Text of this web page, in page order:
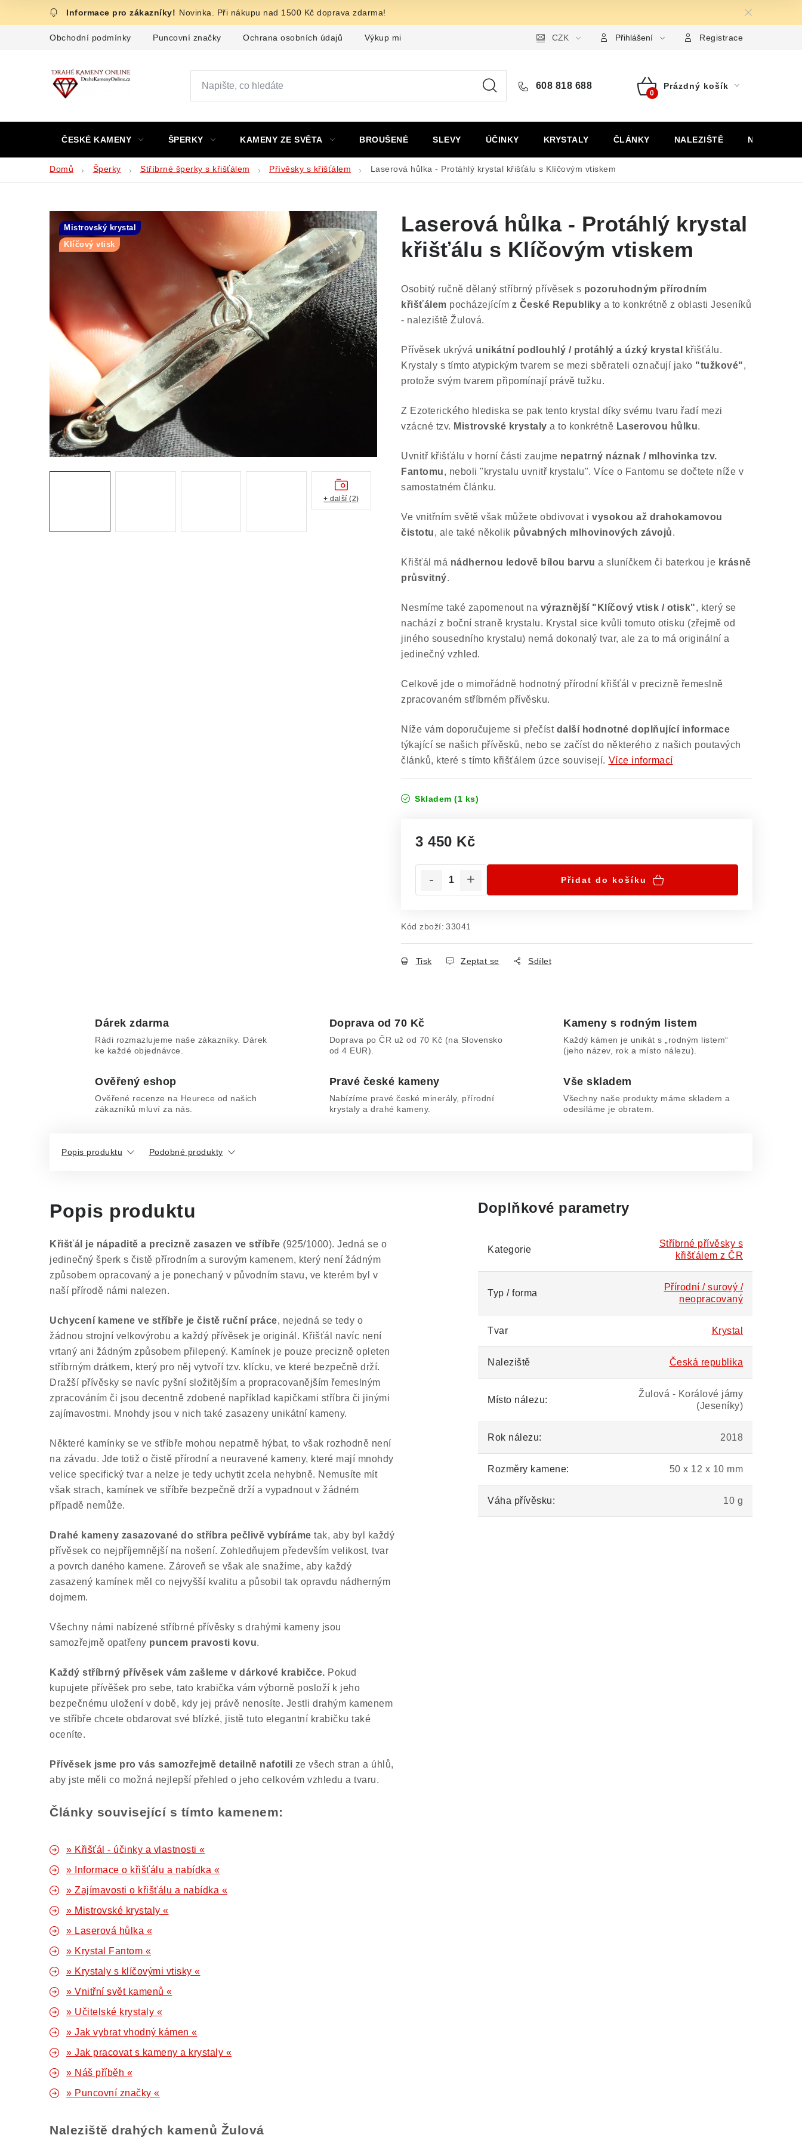
Novinka. Při nákupu nad 1500 Kč doprava zdarma!
Obchodní podmínky Puncovní značky Ochrana osobních údajů Výkup minerálů a drahých kamenů Formulář pro uplatnění reklamace Formulář pro odstoupení
CZK Přihlášení Registrace
608 818 688
Nákupní
Prázdný košík
ČESKÉ KAMENY ŠPERKY KAMENY ZE SVĚTA BROUŠENÉ SLEVY ÚČINKY KRYSTALY ČLÁNKY NALEZIŠTĚ NÁŠ PŘÍBĚH
Domů Šperky Stříbrné šperky s křišťálem Přívěsky s křišťálem Laserová hůlka - Protáhlý krystal křišťálu s Klíčovým vtiskem
Laserová hůlka - Protáhlý krystal
křišťálu s Klíčovým vtiskem
Osobitý ručně dělaný stříbrný přívěsek s pozoruhodným přírodním
křišťálem pocházejícím z České Republiky a to konkrétně z oblasti Jeseníků
- naleziště Žulová.
Přívěsek ukrývá unikátní podlouhlý / protáhlý a úzký krystal
křišťálu.
Krystaly s tímto atypickým tvarem se mezi sběrateli označují jako "tužkové",
protože svým tvarem připomínají právě tužku.
Z Ezoterického hlediska se pak tento krystal díky svému tvaru řadí mezi
vzácné tzv. Mistrovské krystaly a to konkrétně Laserovou hůlku.
Uvnitř křišťálu v horní části zaujme nepatrný náznak / mlhovinka tzv.
Fantomu, neboli "krystalu uvnitř krystalu". Více o Fantomu se dočtete níže v
samostatném článku.
Ve vnitřním světě však můžete obdivovat i vysokou až drahokamovou
čistotu, ale také několik půvabných mlhovinových závojů.
Křišťál má nádhernou ledově bílou barvu a sluníčkem či baterkou je krásně
průsvitný.
Nesmíme také zapomenout na výraznější "Klíčový vtisk / otisk", který se
nachází z boční straně krystalu. Krystal sice kvůli tomuto otisku (zřejmě od
jiného sousedního krystalu) nemá dokonalý tvar, ale za to má originální a
jedinečný vzhled.
Celkově jde o mimořádně hodnotný přírodní křišťál v precizně řemeslně
zpracovaném stříbrném přívěsku.
Níže vám doporučujeme si přečíst další hodnotné doplňující informace
týkající se našich přívěsků, nebo se začíst do některého z našich poutavých
článků, které s tímto křišťálem úzce souvisejí. Více informací
Skladem (1 ks)
3 450 Kč
Přidat do košíku
Kód zboží: 33041
Tisk Zeptat se Sdílet
Mistrovský krystal
Klíčový vtisk
+ další (2)
Dárek zdarma
Rádi rozmazlujeme naše zákazníky. Dárek
ke každé objednávce.
Doprava od 70 Kč
Doprava po ČR už od 70 Kč (na Slovensko
od 4 EUR).
Kameny s rodným listem
Každý kámen je unikát s „rodným listem“
(jeho název, rok a místo nálezu).
Ověřený eshop
Ověřené recenze na Heurece od našich
zákazníků mluví za nás.
Pravé české kameny
Nabízíme pravé české minerály, přírodní
krystaly a drahé kameny.
Vše skladem
Všechny naše produkty máme skladem a
odesíláme je obratem.
Popis produktu Podobné produkty
Popis produktu
Křišťál je nápaditě a precizně zasazen ve stříbře (925/1000). Jedná se o
jedinečný šperk s čistě přírodním a surovým kamenem, který není žádným
způsobem opracovaný a je ponechaný v původním stavu, ve kterém byl v
naší přírodě námi nalezen.
Uchycení kamene ve stříbře je čistě ruční práce, nejedná se tedy o
žádnou strojní velkovýrobu a každý přívěsek je originál. Křišťál navíc není
vrtaný ani žádným způsobem přilepený. Kamínek je pouze precizně opleten
stříbrným drátkem, který pro něj vytvoří tzv. klícku, ve které bezpečně drží.
Dražší přívěsky se navíc pyšní složitějším a propracovanějším řemeslným
zpracováním či jsou decentně zdobené například kapičkami stříbra či jinými
zajímavostmi. Mnohdy jsou v nich také zasazeny unikátní kameny.
Některé kamínky se ve stříbře mohou nepatrně hýbat, to však rozhodně není
na závadu. Jde totiž o čistě přírodní a neuravené kameny, které mají mnohdy
velice specifický tvar a nelze je tedy uchytit zcela nehybně. Nemusíte mít
však strach, kamínek ve stříbře bezpečně drží a vypadnout v žádném
případě nemůže.
Drahé kameny zasazované do stříbra pečlivě vybíráme tak, aby byl každý
přívěsek co nejpříjemnější na nošení. Zohledňujem především velikost, tvar
a povrch daného kamene. Zároveň se však ale snažíme, aby každý
zasazený kamínek měl co nejvyšší kvalitu a působil tak opravdu nádherným
dojmem.
Všechny námi nabízené stříbrné přívěsky s drahými kameny jsou
samozřejmě opatřeny puncem pravosti kovu.
Každý stříbrný přívěsek vám zašleme v dárkové krabičce. Pokud
kupujete přívěšek pro sebe, tato krabička vám výborně posloží k jeho
bezpečnému uložení v době, kdy jej právě nenosíte. Jestli drahým kamenem
ve stříbře chcete obdarovat své blízké, jistě tuto elegantní krabičku také
oceníte.
Přívěsek jsme pro vás samozřejmě detailně nafotili ze všech stran a úhlů,
aby jste měli co možná nejlepší přehled o jeho celkovém vzhledu a tvaru.
Články související s tímto kamenem:
» Křišťál - účinky a vlastnosti «
» Informace o křišťálu a nabídka «
» Zajímavosti o křišťálu a nabídka «
» Mistrovské krystaly «
» Laserová hůlka «
» Krystal Fantom «
» Krystaly s klíčovými vtisky «
» Vnitřní svět kamenů «
» Učitelské krystaly «
» Jak vybrat vhodný kámen «
» Jak pracovat s kameny a krystaly «
» Náš příběh «
» Puncovní značky «
Naleziště drahých kamenů Žulová
Doplňkové parametry
Kategorie
Stříbrné přívěsky s
křišťálem z ČR
Typ / forma
Přírodní / surový /
neopracovaný
Tvar Krystal
Naleziště Česká republika
Místo nálezu:
Žulová - Korálové jámy
(Jeseníky)
Rok nálezu: 2018
Rozměry kamene: 50 x 12 x 10 mm
Váha přívěsku: 10 g